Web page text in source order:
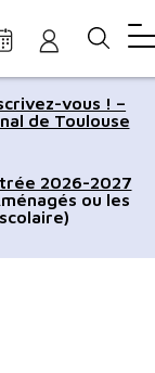
au
de
page
au
du
site
vous ! –
de Toulouse
2026-2027
ou les